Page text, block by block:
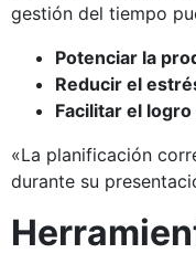
gestión del tiempo
Potenciar la
Reducir el
Facilitar el
«La planificación
durante su